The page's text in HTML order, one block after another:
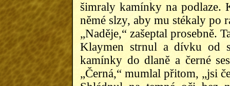
šimraly kamínky na
němé slzy, aby mu stékaly po
„Naděje,“ zašeptal prosebně.
Klaymen strnul a dívku od
kamínky do dlaně a černé
„Černá,“ mumlal přitom, „jsi